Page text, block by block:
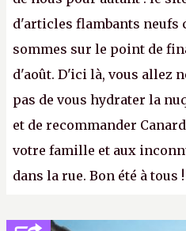
d'articles flambants neufs
sommes sur le point de
d'août. D'ici là, vous allez
pas de vous hydrater la
et de recommander
votre famille et aux
dans la rue. Bon été à tous